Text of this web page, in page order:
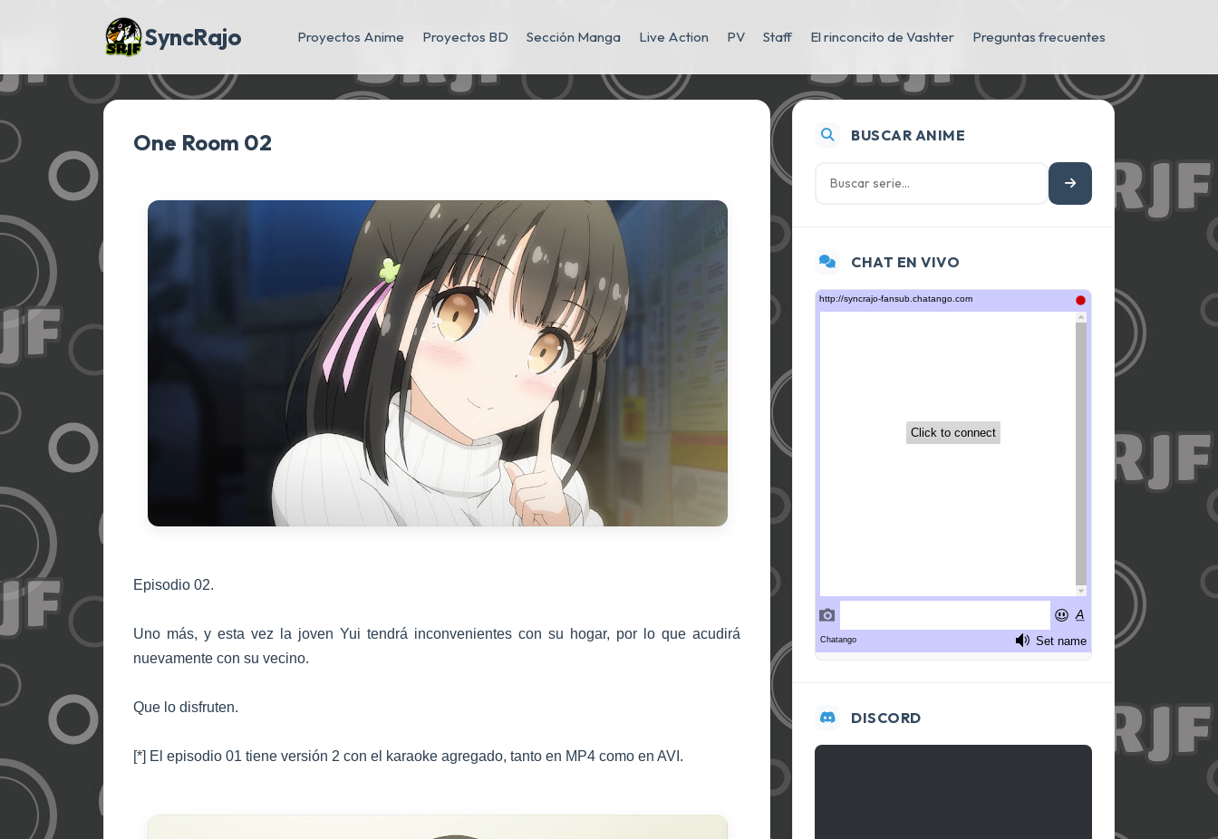
SyncRajo Proyectos Anime Proyectos BD Sección Manga Live Action PV Staff El rinconcito de Vashter Preguntas frecuentes
One Room 02
Episodio 02.
Uno más, y esta vez la joven Yui tendrá inconvenientes con su hogar, por lo que acudirá
nuevamente con su vecino.
Que lo disfruten.
[*] El episodio 01 tiene versión 2 con el karaoke agregado, tanto en MP4 como en AVI.
BUSCAR ANIME
CHAT EN VIVO
DISCORD